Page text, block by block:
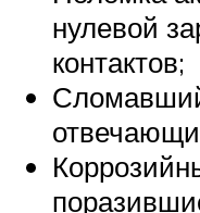
нулевой
контактов;